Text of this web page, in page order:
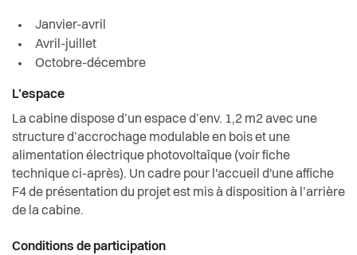
Janvier-avril
Avril-juillet
Octobre-décembre
L’espace
La cabine dispose d’un espace d’env. 1,2 m2 avec une
structure d’accrochage modulable en bois et une
alimentation électrique photovoltaïque (voir fiche
technique ci-après). Un cadre pour l'accueil d'une affiche
F4 de présentation du projet est mis à disposition à l’arrière
de la cabine.
Conditions de participation